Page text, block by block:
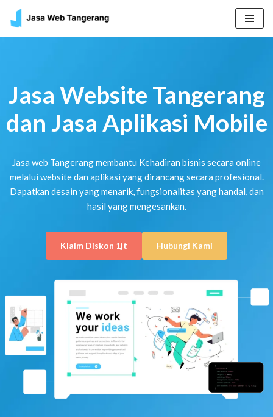
Jasa Website Tangerang
dan Jasa Aplikasi Mobile
Jasa web Tangerang membantu Kehadiran bisnis secara online
melalui website dan aplikasi yang dirancang secara profesional.
Dapatkan desain yang menarik, fungsionalitas yang handal, dan
hasil yang mengesankan.
Klaim Diskon 1jt Hubungi Kami